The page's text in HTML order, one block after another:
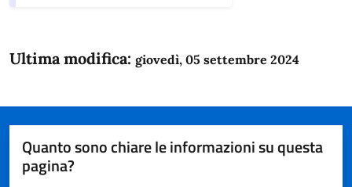
Ultima modifica: giovedì, 05 settembre 2024
Quanto sono chiare le informazioni su questa
pagina?